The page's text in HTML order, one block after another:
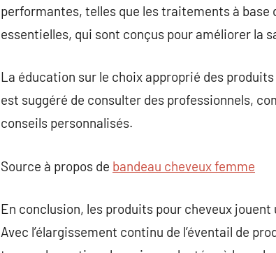
performantes, telles que les traitements à
essentielles, qui sont conçus pour améliorer la
La éducation sur le choix approprié des
est suggéré de consulter des professionnels,
conseils personnalisés.
Source à propos de bandeau cheveux femme
En conclusion, les produits pour cheveux
Avec l’élargissement continu de l’éventail de